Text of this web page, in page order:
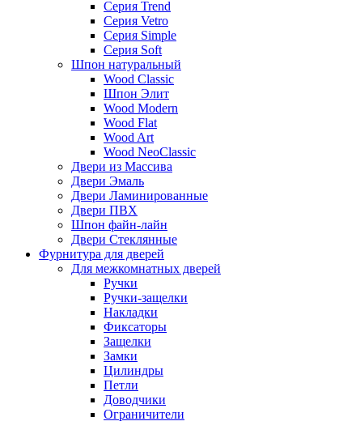
Серия Trend
Серия Vetro
Серия Simple
Серия Soft
Шпон натуральный
Wood Classic
Шпон Элит
Wood Modern
Wood Flat
Wood Art
Wood NeoClassic
Двери из Массива
Двери Эмаль
Двери Ламинированные
Двери ПВХ
Шпон файн-лайн
Двери Стеклянные
Фурнитура для дверей
Для межкомнатных дверей
Ручки
Ручки-защелки
Накладки
Фиксаторы
Защелки
Замки
Цилиндры
Петли
Доводчики
Ограничители